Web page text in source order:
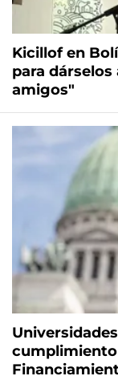
Kicillof en
para dárselos
amigos"